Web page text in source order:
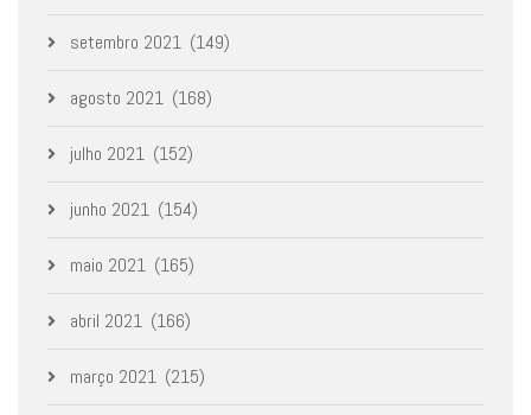
setembro 2021 (149)
agosto 2021 (168)
julho 2021 (152)
junho 2021 (154)
maio 2021 (165)
abril 2021 (166)
março 2021 (215)